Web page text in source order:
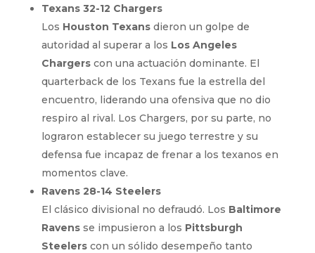
Texans 32-12 Chargers
Los Houston Texansdieron un golpe de
autoridad al superar a los Los Angeles
Chargerscon una actuación dominante. El
quarterback de los Texans fue la estrella del
encuentro, liderando una ofensiva que no dio
respiro al rival. Los Chargers, por su parte, no
lograron establecer su juego terrestre y su
defensa fue incapaz de frenar a los texanos en
momentos clave.
Ravens 28-14 Steelers
El clásico divisional no defraudó. Los Baltimore
Ravensse impusieron a los Pittsburgh
Steelerscon un sólido desempeño tanto